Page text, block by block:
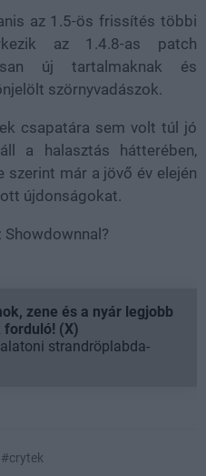
az 1.5-ös frissítés többi
az 1.4.8-as patch
új tartalmaknak és
szörnyvadászok.
csapatára sem volt túl jó
a halasztás hátterében,
szerint már a jövő év elején
újdonságokat.
zene és a nyár legjobb
forduló! (X)
strandröplabda-
#crytek